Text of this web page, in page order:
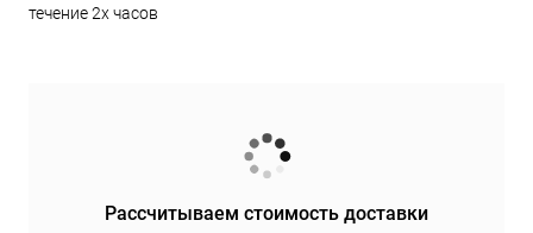
течение 2х часов
Рассчитываем стоимость доставки